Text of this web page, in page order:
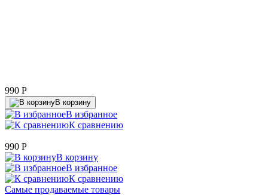
990 P
В корзину
В избранное
К сравнению
990 P
В корзину
В избранное
К сравнению
Самые продаваемые товары